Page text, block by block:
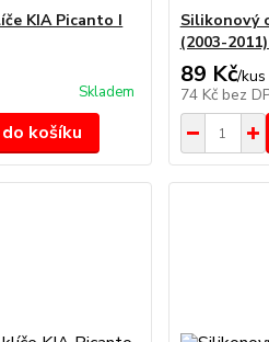
KIA Picanto I
Skladem
košíku
Silikonový
(2003-
89 Kč/kus
74 Kč bez